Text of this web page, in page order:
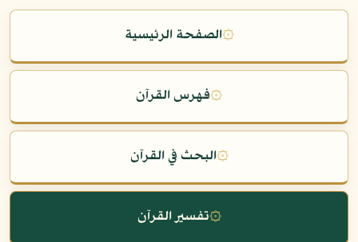
۞الصفحة الرئيسية
۞فهرس القرآن
۞البحث في القرآن
۞تفسير القرآن